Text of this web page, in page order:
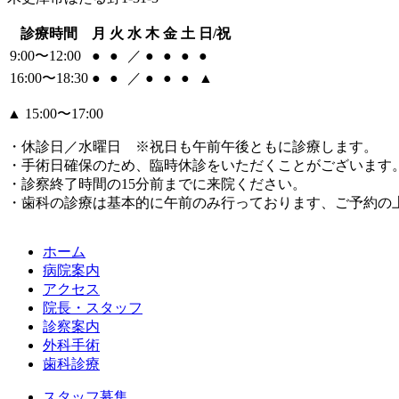
診療時間 月 火 水 木 金 土 日/祝
9:00〜12:00
● ● ／ ● ● ●
●
16:00〜18:30 ● ● ／ ● ● ● ▲
▲ 15:00〜17:00
・休診日／水曜日 ※祝日も午前午後ともに診療します。
・手術日確保のため、臨時休診をいただくことがございます。
・診察終了時間の15分前までに来院ください。
・歯科の診療は基本的に午前のみ行っております、ご予約の
ホーム
病院案内
アクセス
院長・スタッフ
診察案内
外科手術
歯科診療